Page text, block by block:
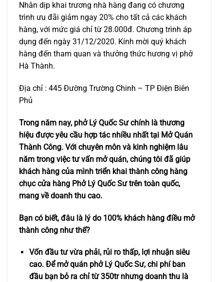
Nhân dịp khai trương nhà hàng đang có chương
trình ưu đãi giảm ngay 20% cho tất cả các khách
hàng, với mức giá chỉ từ 28.000đ. Chương trình áp
dụng đến ngày 31/12/2020. Kính mời quý khách
hàng đến tham quan và thưởng thức hương vị phở
Hà Thành.
Địa chỉ : 445 Đường Trường Chinh – TP Điện Biên
Phủ
Trong năm nay, phở Lý Quốc Sư chính là thương
hiệu được yêu cầu hợp tác nhiều nhất tại Mở Quán
Thành Công. Với chuyên môn và kinh nghiệm lâu
năm trong việc tư vấn mở quán, chúng tôi đã giúp
khách hàng của mình triển khai thành công hàng
chục cửa hàng Phở Lý Quốc Sư trên toàn quốc,
mang về doanh thu cao.
Bạn có biết, đâu là lý do 100% khách hàng điều mở
thành công như thế?
Vốn đầu tư vừa phải, rủi ro thấp, lợi nhuận siêu
cao. Để mở quán phở Lý Quốc Sư, chi phí ban
đầu bạn bỏ ra chỉ từ 350tr nhưng doanh thu là